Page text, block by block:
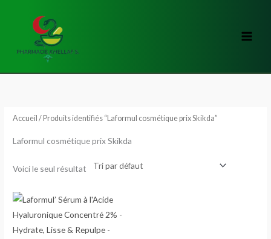
Accueil / Produits identifiés “Laformul cosmétique prix Skikda”
Laformul cosmétique prix Skikda
Voici le seul résultat